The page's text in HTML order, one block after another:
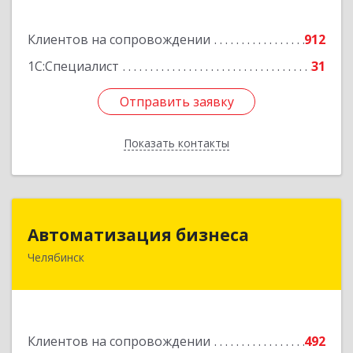
Клиентов на сопровождении
912
1С:Специалист
31
Отправить заявку
Показать контакты
Отправить заявку
Назад
Автоматизация бизнеса
Челябинск
Клиентов на сопровождении
492
Автоматизация бизнеса
454018, Челябинская обл, Челябинский г.о.,
Подробнее